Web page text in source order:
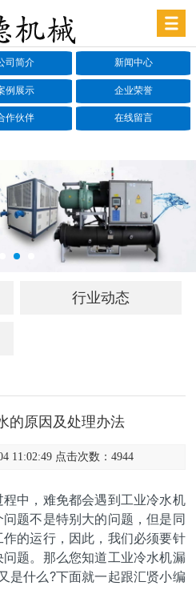
司简介 新闻中心
例展示 企业荣誉
作伙伴 在线留言
行业动态
的原因及处理办法
11:02:49 点击次数：4944
程中，难免都会遇到工业冷水机
题不是特别大的问题，但是同
的运行，因此，我们必须要针
题。那么您知道工业冷水机漏
是什么?下面就一起跟汇贤小编